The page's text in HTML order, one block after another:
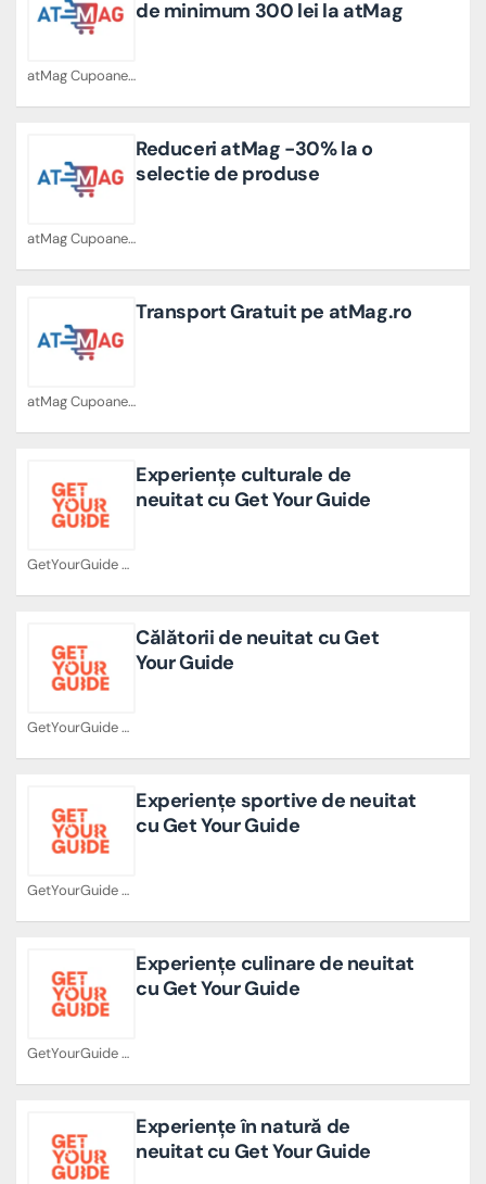
atMag Cupoane
de minimum 300 lei la atMag
atMag Cupoane
Reduceri atMag -30% la o
selectie de produse
atMag Cupoane
Transport Gratuit pe atMag.ro
GetYourGuide Cupoane
Experiențe culturale de
neuitat cu Get Your Guide
GetYourGuide Cupoane
Călătorii de neuitat cu Get
Your Guide
GetYourGuide Cupoane
Experiențe sportive de neuitat
cu Get Your Guide
GetYourGuide Cupoane
Experiențe culinare de neuitat
cu Get Your Guide
Experiențe în natură de
neuitat cu Get Your Guide